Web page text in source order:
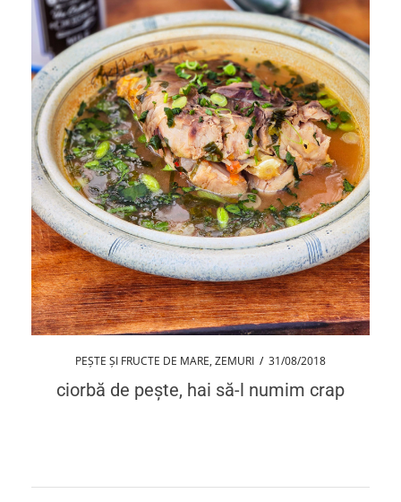
PEȘTE ȘI FRUCTE DE MARE, ZEMURI / 31/08/2018
ciorbă de pește, hai să-l numim crap